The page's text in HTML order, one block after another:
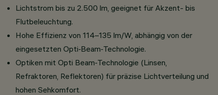
Lichtstrom bis zu 2.500 lm, geeignet für Akzent- bis
Flutbeleuchtung.
Hohe Effizienz von 114–135 lm/W, abhängig von der
eingesetzten Opti‑Beam‑Technologie.
Optiken mit Opti Beam‑Technologie (Linsen,
Refraktoren, Reflektoren) für präzise Lichtverteilung und
hohen Sehkomfort.